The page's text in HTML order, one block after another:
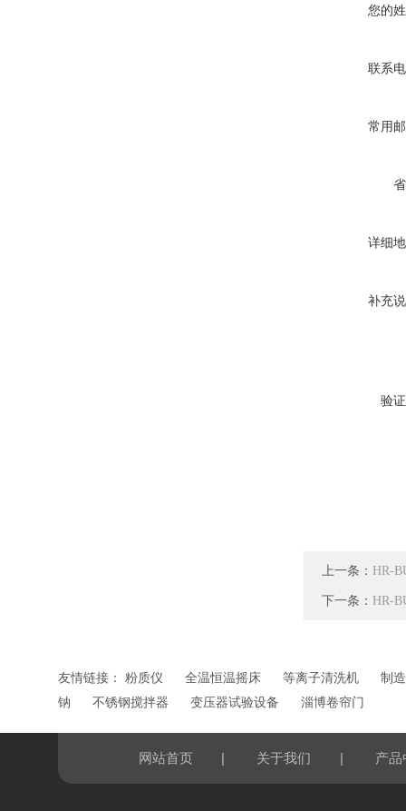
您的
联系
常用
详细
补充
验
上一条： HR-
下一条： HR-
友情链接： 粉质仪 全温恒温摇床 等离子清洗机
制
钠
不锈钢搅拌器 变压器试验设备 淄博卷帘门
网站首页 | 关于我们 | 产品